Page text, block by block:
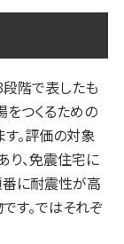
階で表したも
をつくるための
。評価の対象
り、免震住宅に
番に耐震性が高
す。ではそれぞ